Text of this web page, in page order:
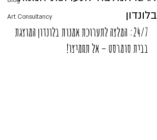
Art Consultancy
בלונדון
24/7: המלצה לתערוכת אמנות בלונדון המוצגת
בבית סומרסט – אל תחמיצו!